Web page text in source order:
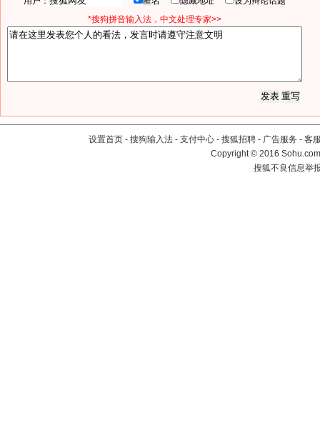
*搜狗拼音输入法，中文处理专家>>
设置首页 - 搜狗输入法 - 支付中心 - 搜狐招聘 - 广告服务 - 客
Copyright©2016
搜狐不良信息举